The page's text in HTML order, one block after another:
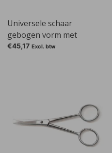
Universele schaar
gebogen vorm met
bufferveer
€45,17 Excl. btw